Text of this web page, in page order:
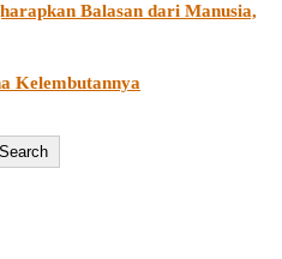
Balasan dari Manusia,
Kelembutannya
Search